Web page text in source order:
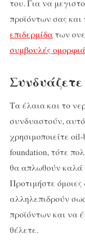
του. Για να
προϊόντων σας
επιδερμίδατων
συμβουλές
Τα έλαια και το
συνδυαστούν,
χρησιμοποιείτε
foundation, τότε
θα απλωθούν καλά
Προτιμήστε
αλληλεπιδρούν
προϊόντων και να
θέλετε.